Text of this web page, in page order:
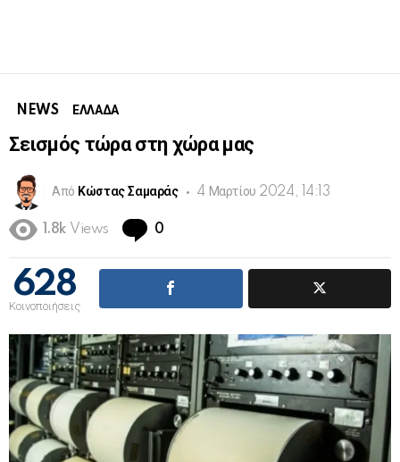
NEWS ΕΛΛΑΔΑ
Σεισμός τώρα στη χώρα μας
Από Κώστας Σαμαράς 4 Μαρτίου 2024, 14:13
1.8k Views 0
628
Κοινοποιήσεις